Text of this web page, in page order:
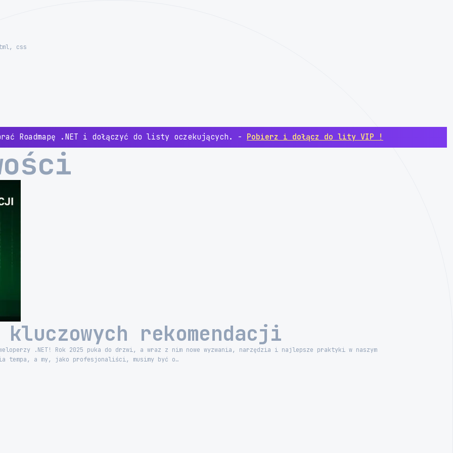
css
Roadmapę .NET i dołączyć do listy oczekujących. - Pobierz i dołącz do lity VIP !
kluczowych rekomendacji
.NET! Rok 2025 puka do drzwi, a wraz z nim nowe wyzwania, narzędzia i najlepsze praktyki w naszym
tempa, a my, jako profesjonaliści, musimy być o…